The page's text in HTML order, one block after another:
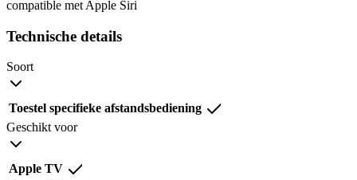
compatible met Apple Siri
Technische details
Soort
Toestel specifieke afstandsbediening
Geschikt voor
Apple TV